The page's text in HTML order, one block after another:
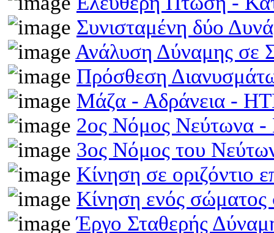
Συνισταμένη δύο
Ανάλυση Δύναμης σε
Πρόσθεση
Μάζα - Αδράνεια -
2ος Νόμος Νεύτωνα
3ος Νόμος του
Κίνηση σε οριζόντιο
Κίνηση ενός
Έργο Σταθερής